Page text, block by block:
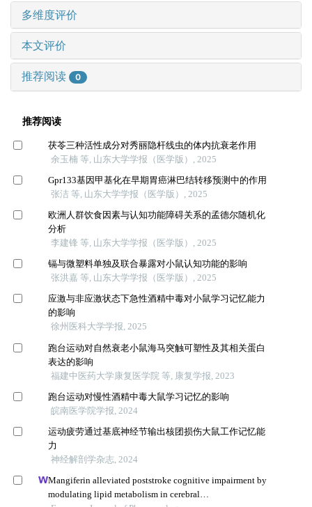
多维度评价
本文评价
推荐阅读 0